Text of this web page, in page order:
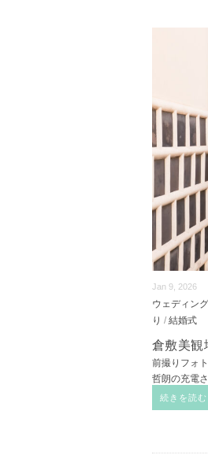
Jan 9, 2026
ウェディン
り / 結婚式
倉敷美観
前撮りフォ
哲朗の充電
続きを読む